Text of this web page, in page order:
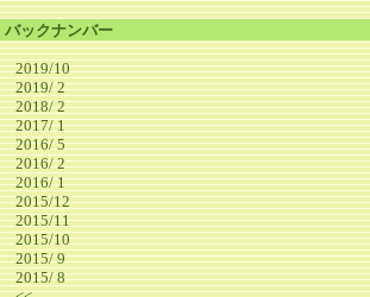
バックナンバー
2019/10
2019/ 2
2018/ 2
2017/ 1
2016/ 5
2016/ 2
2016/ 1
2015/12
2015/11
2015/10
2015/ 9
2015/ 8